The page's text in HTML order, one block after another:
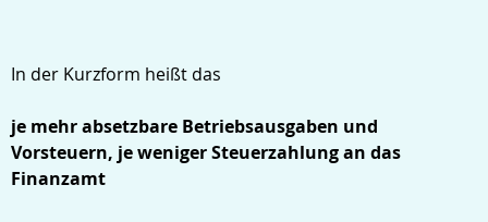
In der Kurzform heißt das
je mehr absetzbare Betriebsausgaben und
Vorsteuern, je weniger Steuerzahlung an das
Finanzamt